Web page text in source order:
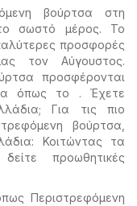
βούρτσα στη
σωστό μέρος. Το
προσφορές
τον Αύγουστος.
προσφέρονται
όπως το . Έχετε
Για τις πιο
βούρτσα,
Κοιτώντας τα
προωθητικές
Περιστρεφόμενη